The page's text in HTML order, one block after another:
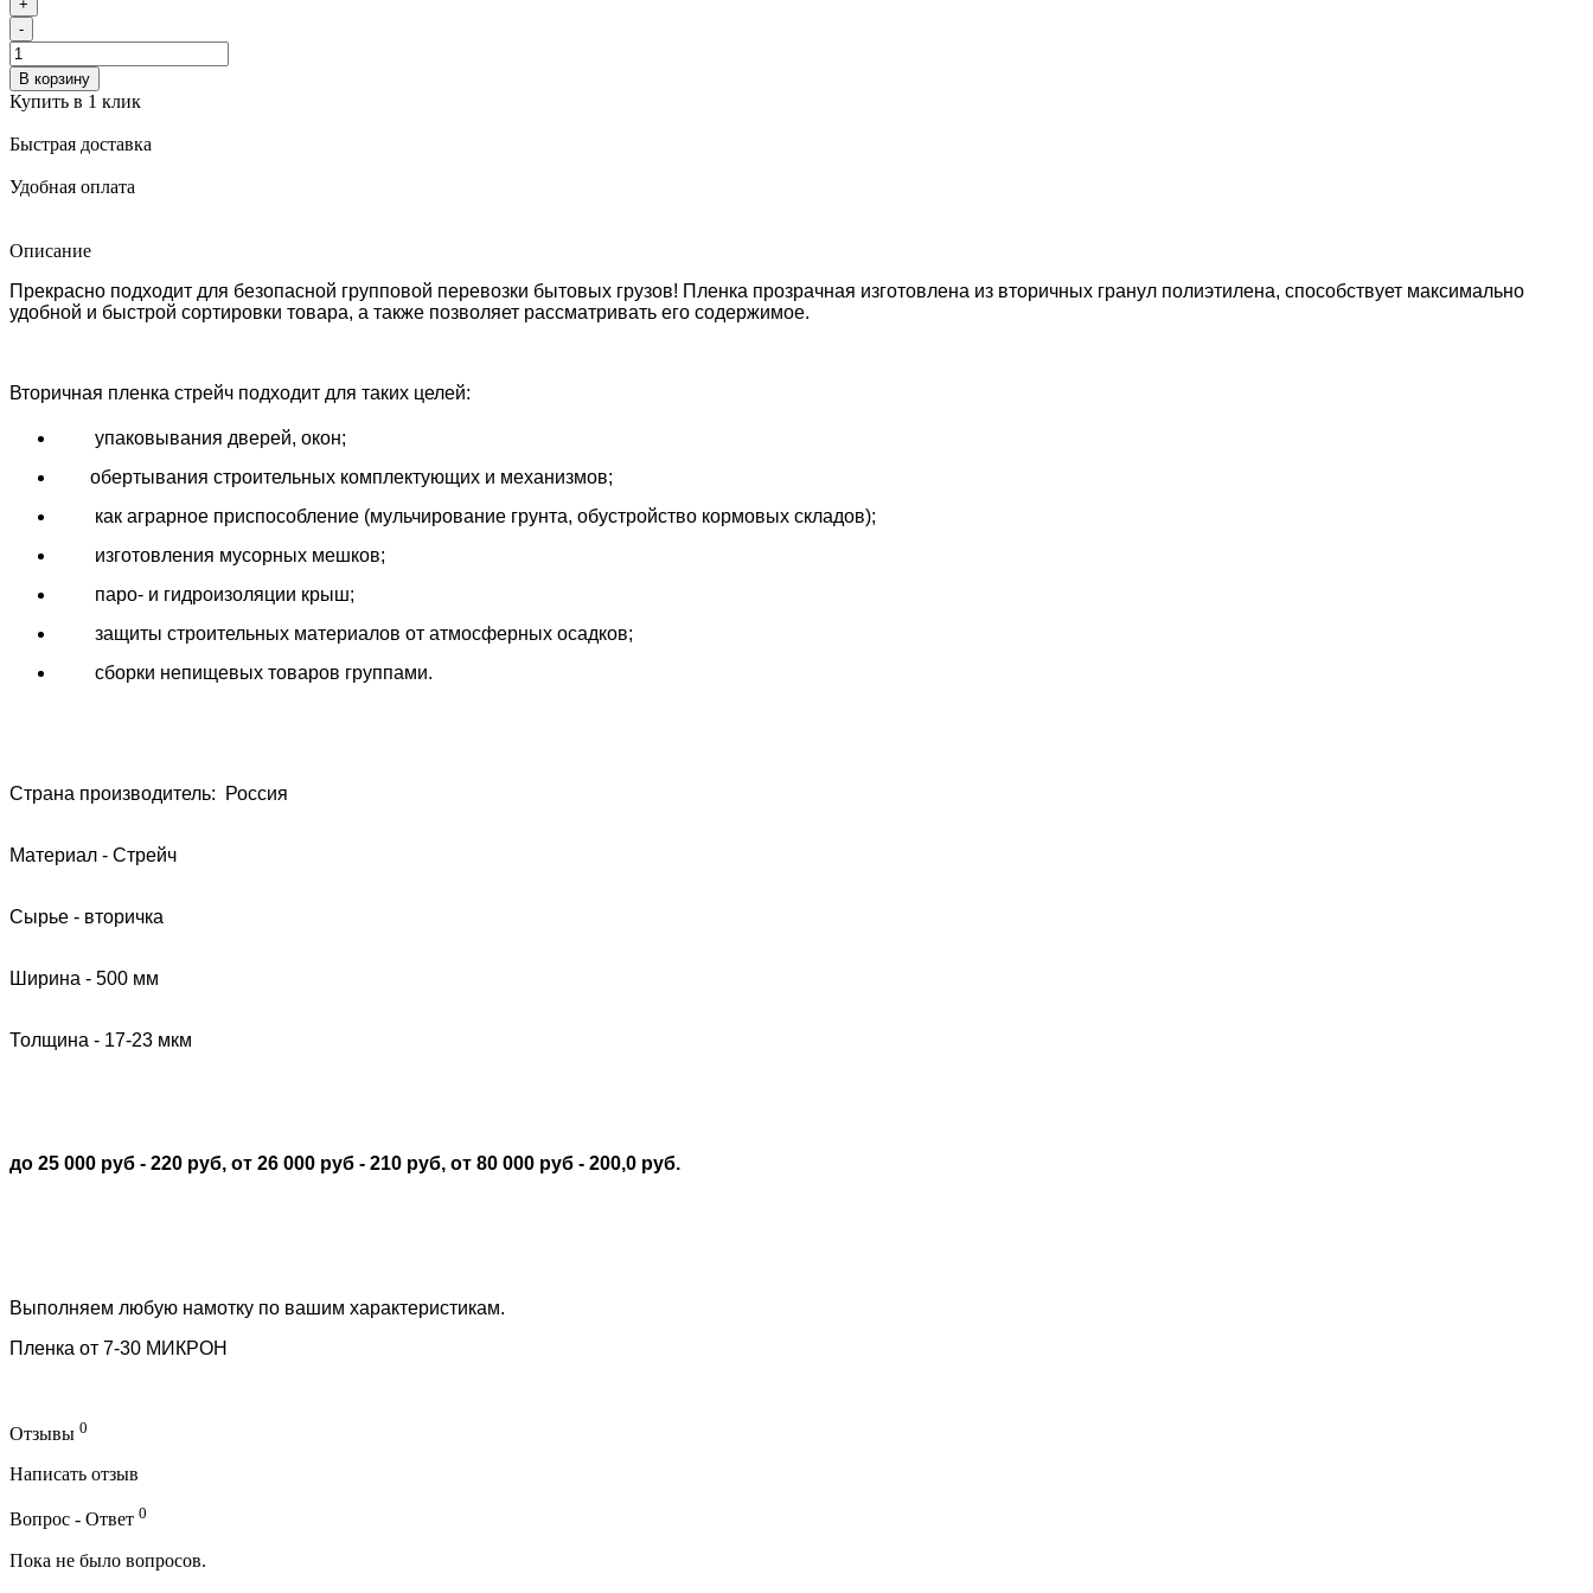
+
-
В корзину
Купить в 1 клик
Быстрая доставка
Удобная оплата
Описание
Прекрасно подходит для безопасной групповой перевозки бытовых грузов! Пленка прозрачная изготовлена из вторичных гранул полиэтилена, способствует максимально
удобной и быстрой сортировки товара, а также позволяет рассматривать его содержимое.
Вторичная пленка стрейч подходит для таких целей:
упаковывания дверей, окон;
обертывания строительных комплектующих и механизмов;
как аграрное приспособление (мульчирование грунта, обустройство кормовых складов);
изготовления мусорных мешков;
паро- и гидроизоляции крыш;
защиты строительных материалов от атмосферных осадков;
сборки непищевых товаров группами.
Cтрана производитель: Россия
Материал - Стрейч
Сырье - вторичка
Ширина - 500 мм
Толщина - 17-23 мкм
до 25 000 руб - 220 руб, от 26 000 руб - 210 руб, от 80 000 руб - 200,0 руб.
Выполняем любую намотку по вашим характеристикам.
Пленка от 7-30 МИКРОН
Отзывы 0
Написать отзыв
Вопрос - Ответ 0
Пока не было вопросов.